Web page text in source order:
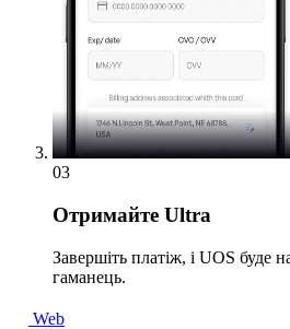
03
Отримайте Ultra
Завершіть платіж, і UOS буде
гаманець.
Web